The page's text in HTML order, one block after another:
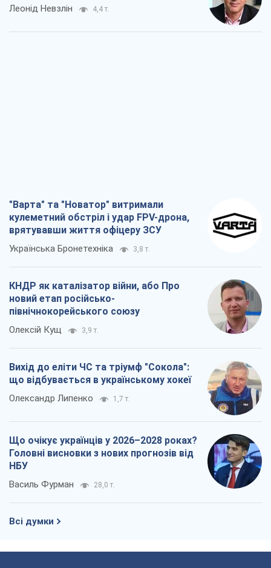
Леонід Невзлін 4,4 т.
"Варта" та "Новатор" витримали
кулеметний обстріл і удар FPV-дрона,
врятувавши життя офіцеру ЗСУ
Українська Бронетехніка 3,8 т.
КНДР як каталізатор війни, або Про
новий етап російсько-
північнокорейського союзу
Олексій Кущ 3,9 т.
Вихід до еліти ЧС та тріумф "Сокола":
що відбувається в українському хокеї
Олександр Липенко 1,7 т.
Що очікує українців у 2026–2028 роках?
Головні висновки з нових прогнозів від
НБУ
Василь Фурман 28,0 т.
Всі думки